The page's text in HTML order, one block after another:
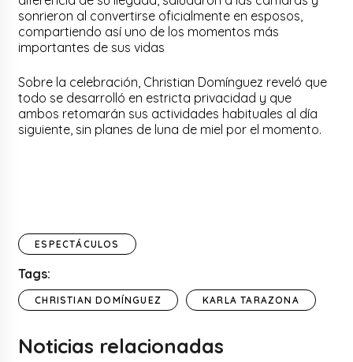
sonrieron al convertirse oficialmente en esposos,
compartiendo así uno de los momentos más
importantes de sus vidas
Sobre la celebración, Christian Domínguez reveló que
todo se desarrolló en estricta privacidad y que
ambos retomarán sus actividades habituales al día
siguiente, sin planes de luna de miel por el momento.
ESPECTÁCULOS
Tags:
CHRISTIAN DOMÍNGUEZ KARLA TARAZONA
Noticias relacionadas